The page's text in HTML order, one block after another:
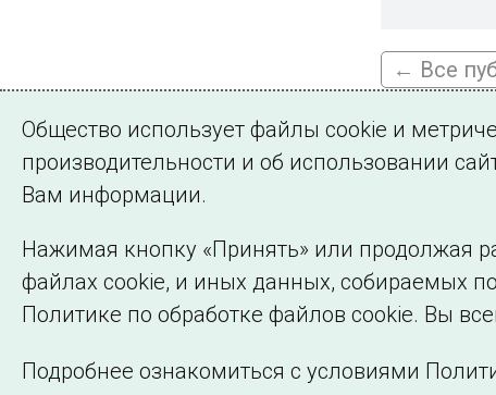
← Все
©2005–2026 АО «СО ЕЭС»
Общество использует файлы cookie и
производительности и об использовании
Вам информации.
Нажимая кнопку «Принять» или продолжая
файлах cookie, и иных данных, собираемых
Политике по обработке файлов cookie. Вы
Подробнее ознакомиться с условиями